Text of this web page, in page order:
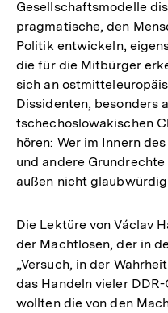
Gesellschaftsmodelle
pragmatische, den
Politik entwickeln,
die für die Mitbürger
sich an
Dissidenten, besonders
tschechoslowakischen
hören: Wer im Innern
und andere
außen nicht
Die Lektüre von Václav
der Machtlosen, der in
„Versuch, in der
das Handeln vieler
wollten die von den